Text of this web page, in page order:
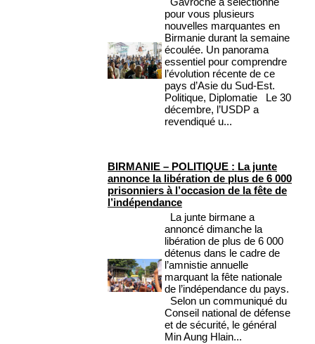
pour vous plusieurs
nouvelles marquantes en
Birmanie durant la semaine
écoulée. Un panorama
essentiel pour comprendre
l’évolution récente de ce
pays d’Asie du Sud-Est.
Politique, Diplomatie Le 30
décembre, l’USDP a
revendiqué u...
BIRMANIE – POLITIQUE : La junte
annonce la libération de plus de 6 000
prisonniers à l’occasion de la fête de
l’indépendance
La junte birmane a
annoncé dimanche la
libération de plus de 6 000
détenus dans le cadre de
l’amnistie annuelle
marquant la fête nationale
de l’indépendance du pays.
Selon un communiqué du
Conseil national de défense
et de sécurité, le général
Min Aung Hlain...